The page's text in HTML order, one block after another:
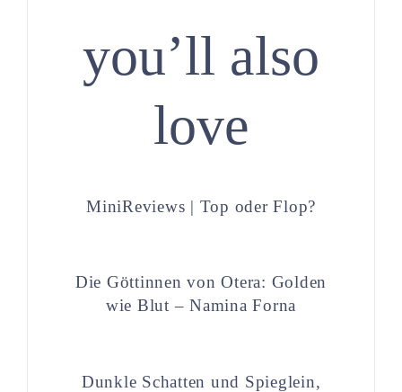
you’ll also
love
MiniReviews | Top oder Flop?
Die Göttinnen von Otera: Golden
wie Blut – Namina Forna
Dunkle Schatten und Spieglein,